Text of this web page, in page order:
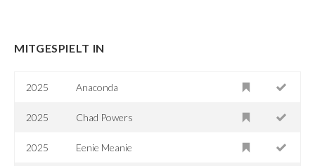
MITGESPIELT IN
2025 Anaconda
2025 Chad Powers
2025 Eenie Meanie